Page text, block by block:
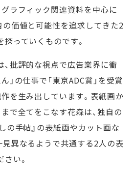
ラフィック関連資料を中心に
価値と可能性を追求してきた2
っていくものです。
批評的な視点で広告業界に衝
」の仕事で「東京ADC賞」を受賞
を生み出しています。表紙画か
で全てをこなす花森は、独自の
の手帖』の表紙画やカット画な
見異なるようで共通する2人の表
い。